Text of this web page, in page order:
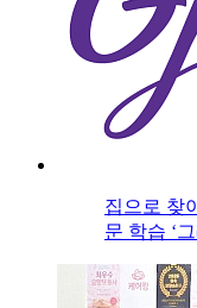
집으로 찾
문 학습 ‘